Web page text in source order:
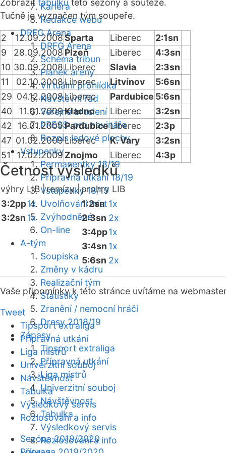
Kariéra
Redakce webu
DRFG Arena
DRFG Arena
Schéma tribun
Plánek areny
Virtuální prohlídka
Návštěvní řád
Veřejné bruslení
PRESS: pro novináře
Rozpis ledové plochy
Vstupenky
Permanentky 18/19
Přípravná utkání 18/19
Vstupenky 18/19
Uvolňování míst
Zvýhodněné
On-line
A-tým
Soupiska
Změny v kádru
Realizační tým
Statistiky
Zranění / nemocní hráči
Dresy 2018/19
Zápasy
Tipsport extraliga
Přípravná utkání
Liga mistrů
Univerzitní souboj
Návštěvnost
Tabulka
Výsledkový servis
Rozlosování a info
Zobrazit tabulku této sezóny a soutěže.
Tučně je vyznačen tým soupeře.
2 12.09.2008Sparta Liberec
2:1sn
9
28.09.2008 Plzeň Liberec
4:3sn
10 30.09.2008 Liberec Slavia
2:3sn
11
02.10.2008Liberec Litvínov
5:6sn
29 04.12.2008Liberec Pardubice 5:6sn
40
11.01.2009Kladno Liberec
3:2sn
42
16.01.2009PardubiceLiberec
2:3p
47 01.02.2009Liberec K. Vary
3:2sn
51
17.02.2009Znojmo Liberec 4:3p
Četnost výsledků
výhry LIB |remízy |prohry LIB
3:2pp1x
3:2sn 1x
1:2sn 1x
2:3sn 2x
3:4pp1x
3:4sn 1x
5:6sn 2x
Vaše připomínky k této stránce uvítáme na webmaster
Tweet
Tipsport extraliga
Přípravná utkání
Liga mistrů
Univerzitní souboj
Návštěvnost
Tabulka
Výsledkový servis
Rozlosování a info
Sezóna 2019/2020